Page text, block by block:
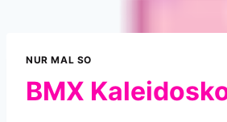
NUR MAL SO
BMX